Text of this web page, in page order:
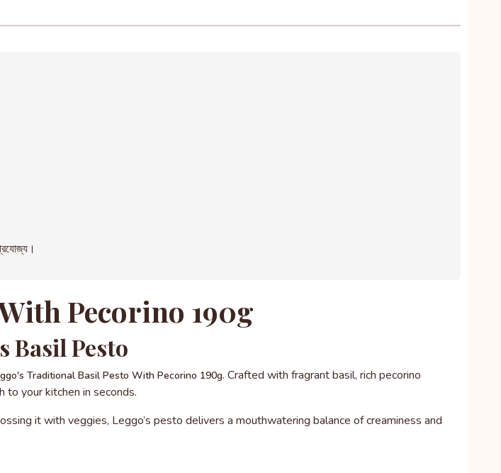
Pecorino 190g
Basil Pesto
Traditional Basil Pesto With Pecorino 190g. Crafted with fragrant basil, rich pecorino
to your kitchen in seconds.
it with veggies, Leggo’s pesto delivers a mouthwatering balance of creaminess and